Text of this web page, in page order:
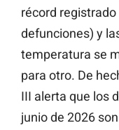
récord
defunciones) y
temperatura se
para otro. De
III alerta que los
junio de 2026